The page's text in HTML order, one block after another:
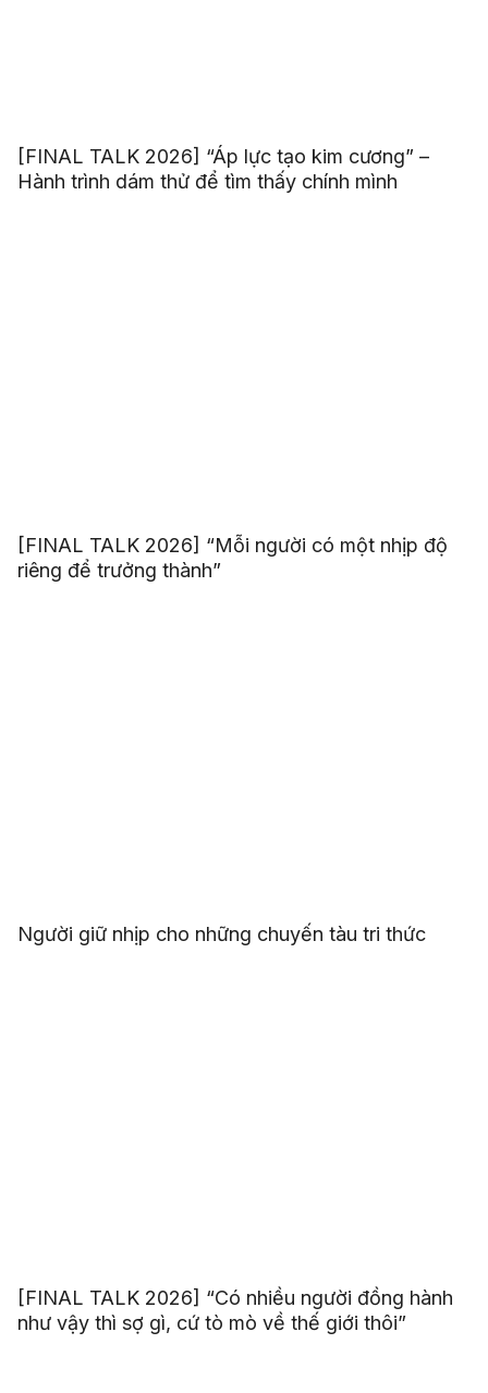
[FINAL TALK 2026] “Áp lực tạo kim cương” –
Hành trình dám thử để tìm thấy chính mình
[FINAL TALK 2026] “Mỗi người có một nhịp độ
riêng để trưởng thành”
Người giữ nhịp cho những chuyến tàu tri thức
[FINAL TALK 2026] “Có nhiều người đồng hành
như vậy thì sợ gì, cứ tò mò về thế giới thôi”